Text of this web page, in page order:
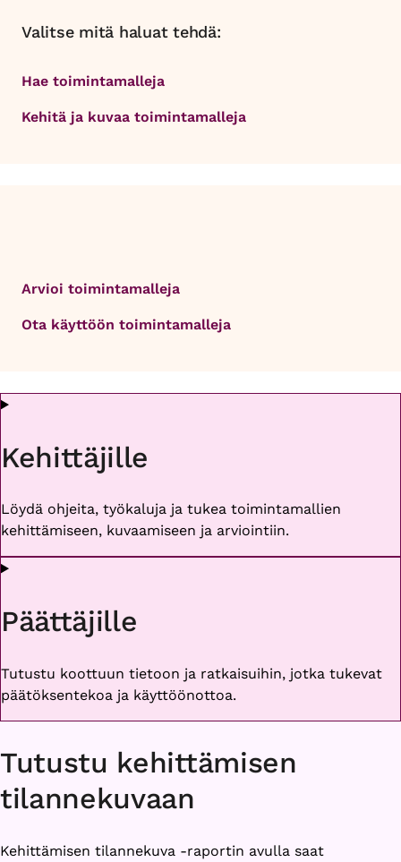
Valitse mitä haluat tehdä:
Hae toimintamalleja
Kehitä ja kuvaa toimintamalleja
Arvioi toimintamalleja
Ota käyttöön toimintamalleja
Kehittäjille
Löydä ohjeita, työkaluja ja tukea toimintamallien
kehittämiseen, kuvaamiseen ja arviointiin.
Päättäjille
Tutustu koottuun tietoon ja ratkaisuihin, jotka tukevat
päätöksentekoa ja käyttöönottoa.
Tutustu kehittämisen
tilannekuvaan
Kehittämisen tilannekuva -raportin avulla saat